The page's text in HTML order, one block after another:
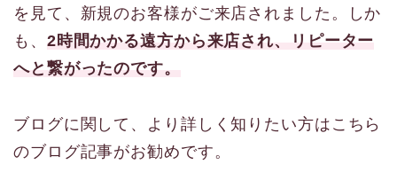
を見て、新規のお客様がご来店されました。しか
も、 2時間かかる遠方から来店され、
リピーター
へと繋がったのです。
ブログに関して、より詳しく知りたい方はこちら
のブログ記事がお勧めです。